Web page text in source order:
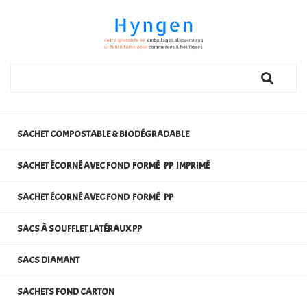
SACHET COMPOSTABLE & BIODÉGRADABLE
SACHET ÉCORNÉ AVEC FOND FORMÉ PP IMPRIMÉ
SACHET ÉCORNÉ AVEC FOND FORMÉ PP
SACS À SOUFFLET LATÉRAUX PP
SACS DIAMANT
SACHETS FOND CARTON